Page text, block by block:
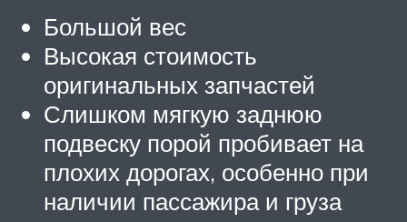
Большой вес
Высокая стоимость
оригинальных запчастей
Слишком мягкую заднюю
подвеску порой пробивает на
плохих дорогах, особенно при
наличии пассажира и груза